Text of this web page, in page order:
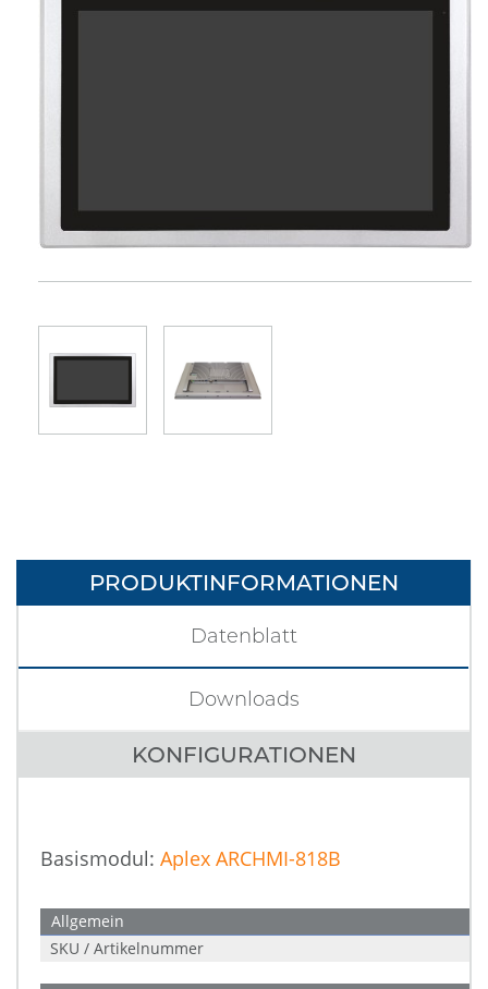
PRODUKTINFORMATIONEN
KONFIGURATIONEN
Datenblatt
Downloads
Basismodul: Aplex ARCHMI-818B
Allgemein
SKU / Artikelnummer